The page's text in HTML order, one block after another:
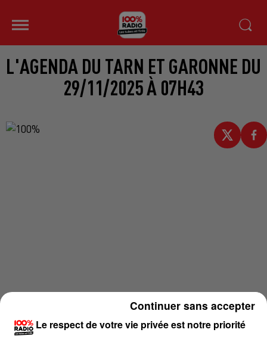
L'AGENDA DU TARN ET GARONNE DU
29/11/2025 À 07H43
Le respect de votre vie privée est notre priorité
Continuer sans accepter